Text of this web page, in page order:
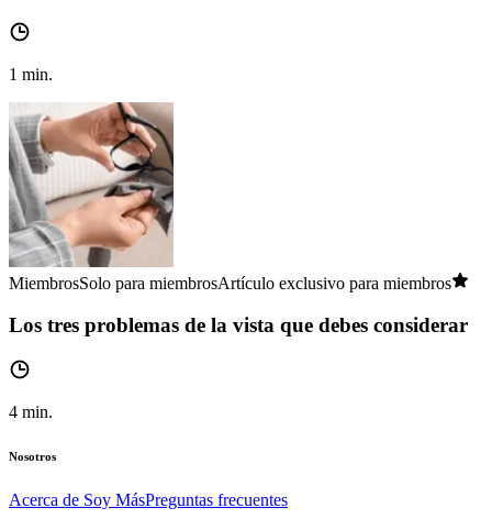
1 min.
MiembrosSolo para miembrosArtículo exclusivo para miembros
Los tres problemas de la vista que debes considerar
4 min.
Nosotros
Acerca de Soy MásPreguntas frecuentes